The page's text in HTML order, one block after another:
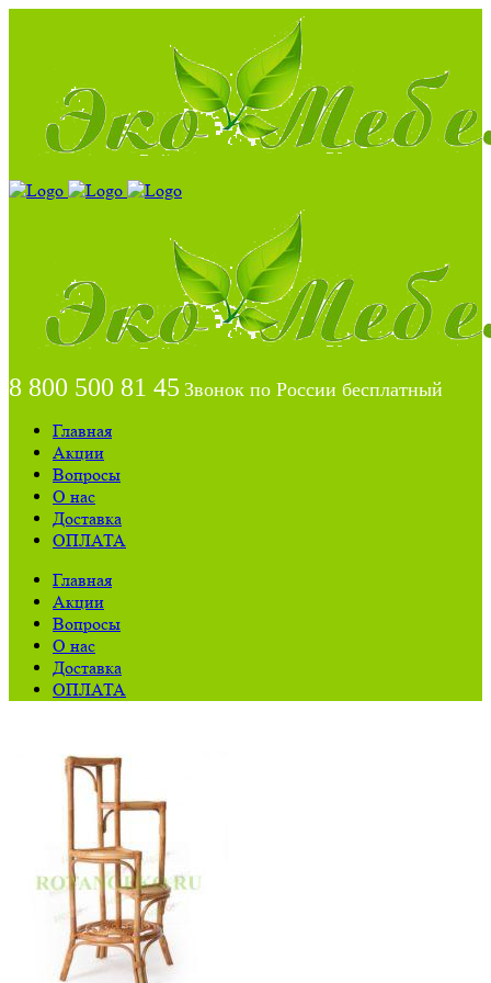
8 800 500 81 45 Звонок по России бесплатный
Главная
Акции
Вопросы
О нас
Доставка
ОПЛАТА
Главная
Акции
Вопросы
О нас
Доставка
ОПЛАТА